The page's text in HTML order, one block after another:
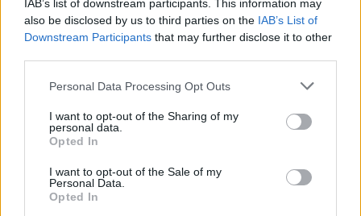
IAB’s list of downstream participants. This information may
also be disclosed by us to third parties on the IAB’s List of
Downstream Participants that may further disclose it to other
Personal Data Processing Opt Outs
I want to opt-out of the Sharing of my
personal data.
Opted In
I want to opt-out of the Sale of my
Personal Data.
Opted In
Maquíllate en Nochevieja como AISHAWARI